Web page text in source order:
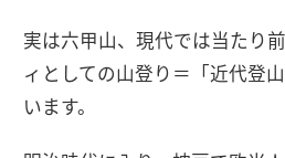
実は六甲山、現代では当たり
ィとしての山登り＝「近代登
います。